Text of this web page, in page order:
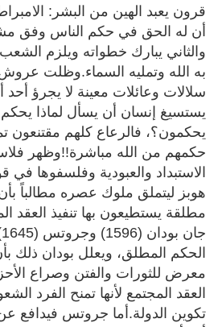
قرون يعبد الهين من البشر:
أن له الحق في حكم الناس وفق
والثاني يبارك خطواته ويلزم
به الله وتمليه السماء.وظلت عروش
سلالات وعائلات معينة لا يجرؤ أحد
يستسيغ إنسان أن يسأل لماذا يحكم
يحكمون؟، فالرعاع كلهم مقتنعون
حكمهم من الله مباشرة!!وظهر
الاستبداد والعبودية وفلسفوها في
هوبز ليتملق ملوك عصره مطالباً
مطلقة يستطيعون بها تنفيذ العقد
الحكم المطلق، ويعلل بودان ذلك
معرض للثورات والفتن وصراع
العقد المجتمع لأنها تمنح الفرد
تكوين الدولة.أما جروتس فيدافع عن